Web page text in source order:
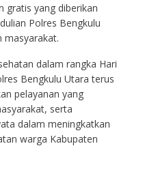
gratis yang diberikan
Polres Bengkulu
masyarakat.
dalam rangka Hari
Bengkulu Utara terus
pelayanan yang
serta
dalam meningkatkan
warga Kabupaten